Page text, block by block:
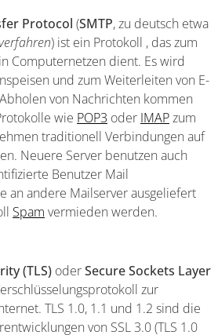
Protocol (SMTP, zu deutsch etwa
) ist ein Protokoll , das zum
Computernetzen dient. Es wird
und zum Weiterleiten von E-
von Nachrichten kommen
wie POP3 oder IMAPzum
traditionell Verbindungen auf
Neuere Server benutzen auch
Benutzer Mail
an andere Mailserver ausgeliefert
Spam vermieden werden.
(TLS) oderSecure Sockets Layer
zur
TLS 1.0, 1.1 und 1.2 sind die
von SSL 3.0 (TLS 1.0